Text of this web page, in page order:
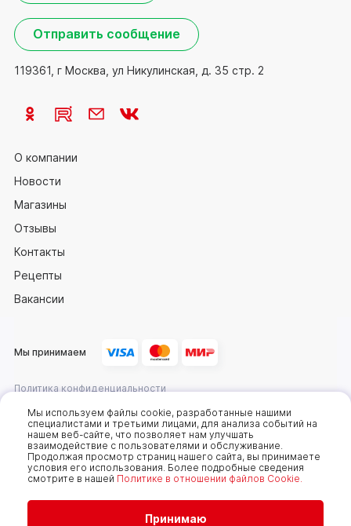
Мы используем файлы cookie, разработанные нашими
специалистами и третьими лицами, для анализа событий на
нашем веб-сайте, что позволяет нам улучшать
взаимодействие с пользователями и обслуживание.
Продолжая просмотр страниц нашего сайта, вы принимаете
условия его использования. Более подробные сведения
смотрите в нашей Политике в отношении файлов Cookie.
Принимаю
О компании
Новости
Магазины
Отзывы
Контакты
Рецепты
Вакансии
Отправить сообщение
119361, г Москва, ул Никулинская, д. 35 стр. 2
2025 © Компания «Сахалин рыба»
Мы используем cookie-файлы, чтобы получать
статистику, которая помогает показывать вам
можете отключить cookie-файлы в настройках.
Продолжая пользоваться сайтом без изменения
настроек, вы даете согласие на использование
Политика конфиденциальности
Оферта
Мы принимаем